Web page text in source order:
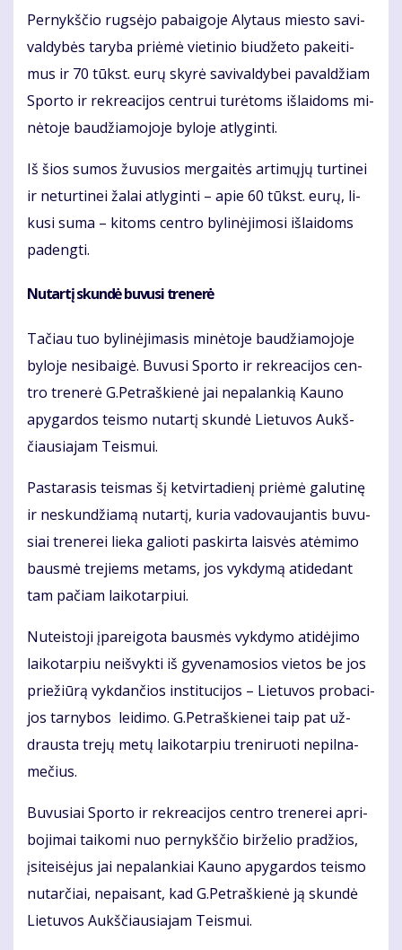
Per­nykš­čio rug­sė­jo pa­bai­go­je Aly­taus mies­to sa­vi­
val­dy­bės ta­ry­ba pri­ėmė vie­ti­nio biu­dže­to pa­kei­ti­
mus ir 70 tūkst. eu­rų sky­rė sa­vi­val­dy­bei pa­val­džiam
Spor­to ir rek­re­a­ci­jos cen­trui tu­rė­toms iš­lai­doms mi­
nė­to­je bau­džia­mo­jo­je by­lo­je at­ly­gin­ti.
Iš šios su­mos žu­vu­sios mer­gai­tės ar­ti­mų­jų tur­ti­nei
ir ne­tur­ti­nei ža­lai at­ly­gin­ti – apie 60 tūkst. eu­rų, li­
ku­si su­ma – ki­toms cen­tro by­li­nė­ji­mo­si iš­lai­doms
pa­deng­ti.
Nu­tar­tį skun­dė bu­vu­si tre­ne­rė
Ta­čiau tuo by­li­nė­ji­ma­sis mi­nė­to­je bau­džia­mo­jo­je
by­lo­je ne­si­bai­gė. Bu­vu­si Spor­to ir rek­re­a­ci­jos cen­
tro tre­ne­rė G.Pet­raš­kie­nė jai ne­pa­lan­kią Kau­no
apy­gar­dos teis­mo nu­tar­tį skun­dė Lie­tu­vos Aukš­
čiau­sia­jam Teis­mui.
Pas­ta­ra­sis teis­mas šį ket­vir­ta­die­nį pri­ėmė ga­lu­ti­nę
ir ne­skun­džia­mą nu­tar­tį, ku­ria va­do­vau­jan­tis bu­vu­
siai tre­ne­rei lie­ka ga­lio­ti pa­skir­ta lais­vės at­ėmi­mo
baus­mė tre­jiems me­tams, jos vyk­dy­mą ati­de­dant
tam pa­čiam lai­ko­tar­piui.
Nu­teis­to­ji įpa­rei­go­ta baus­mės vyk­dy­mo ati­dė­ji­mo
lai­ko­tar­piu ne­iš­vyk­ti iš gy­ve­na­mo­sios vie­tos be jos
prie­žiū­rą vyk­dan­čios ins­ti­tu­ci­jos – Lie­tu­vos pro­ba­ci­
jos tar­ny­bos lei­di­mo. G.Pet­raš­kie­nei taip pat už­
draus­ta tre­jų me­tų lai­ko­tar­piu tre­ni­ruo­ti ne­pil­na­
me­čius.
Bu­vu­siai Spor­to ir rek­re­a­ci­jos cen­tro tre­ne­rei ap­ri­
bo­ji­mai tai­ko­mi nuo per­nykš­čio bir­že­lio pra­džios,
įsi­teisėjus jai ne­pa­lan­kiai Kau­no apy­gar­dos teis­mo
nu­tar­čiai, ne­pai­sant, kad G.Pet­raš­kie­nė ją skun­dė
Lie­tu­vos Aukš­čiau­sia­jam Teis­mui.